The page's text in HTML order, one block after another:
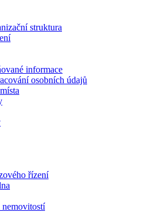
struktura
informace
osobních údajů
řízení
nemovitostí